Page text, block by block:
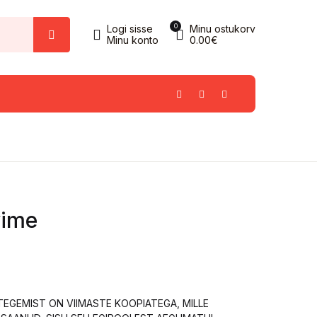
Logi sisse
Minu konto
0
Minu ostukorv
0.00€
ON VIIMASTE KOOPIATEGA, MILLE